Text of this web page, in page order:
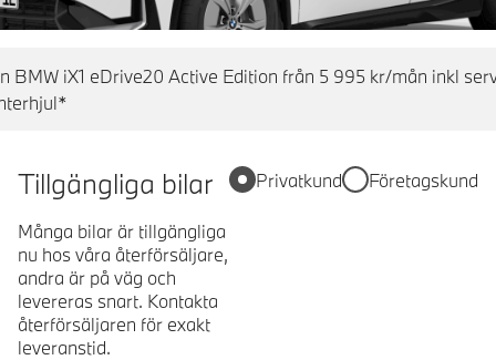
BMW iX1 eDrive20 Active Edition från 5 995 kr/mån inkl
Tillgängliga bilar
Många bilar är tillgängliga
nu hos våra återförsäljare,
andra är på väg och
levereras snart. Kontakta
återförsäljaren för exakt
leveranstid.
Privatkund Företagskund